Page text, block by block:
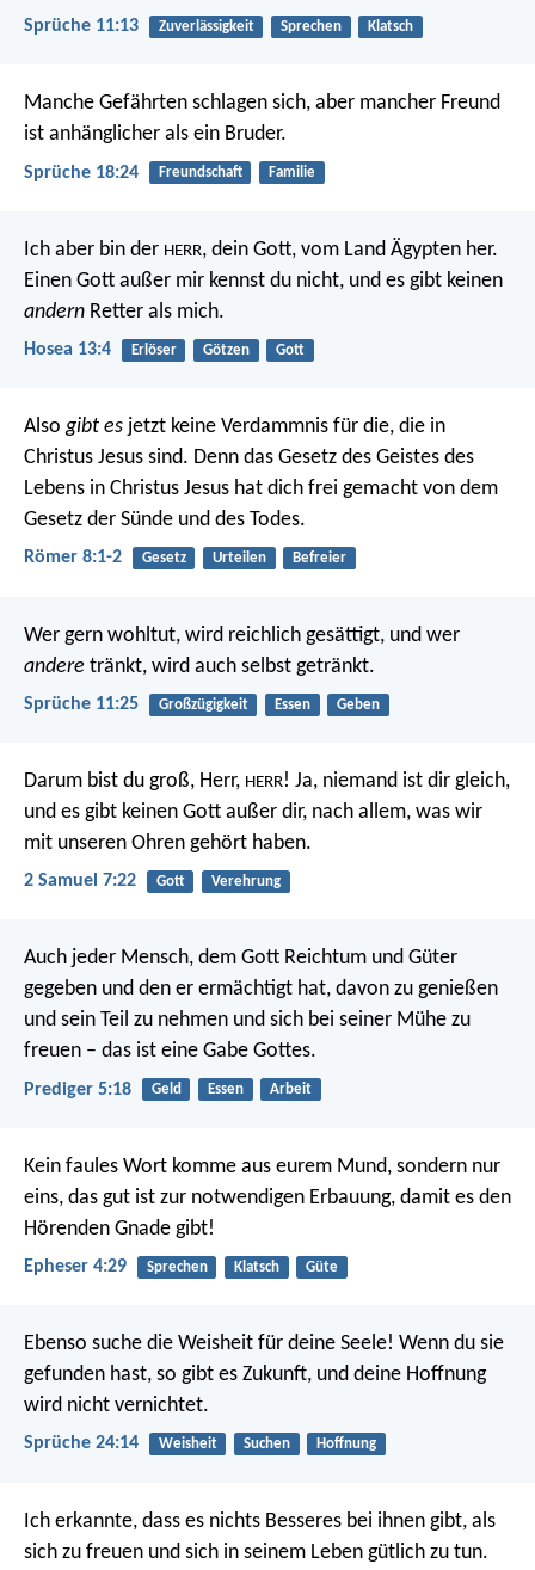
Sprüche 11:13 Zuverlässigkeit Sprechen Klatsch
Manche Gefährten schlagen sich, aber mancher Freund
ist anhänglicher als ein Bruder.
Sprüche 18:24 Freundschaft Familie
Ich aber bin der HERR, dein Gott, vom Land Ägypten her.
Einen Gott außer mir kennst du nicht, und es gibt keinen
andern Retter als mich.
Hosea 13:4 Erlöser Götzen Gott
Alsogibt es jetzt keine Verdammnis für die, die in
Christus Jesus sind. Denn das Gesetz des Geistes des
Lebens in Christus Jesus hat dich frei gemacht von dem
Gesetz der Sünde und des Todes.
Römer 8:1-2 Gesetz Urteilen Befreier
Wer gern wohltut, wird reichlich gesättigt, und wer
andere tränkt, wird auch selbst getränkt.
Sprüche 11:25 Großzügigkeit Essen Geben
Darum bist du groß, Herr, HERR! Ja, niemand ist dir gleich,
und es gibt keinen Gott außer dir, nach allem, was wir
mit unseren Ohren gehört haben.
2 Samuel 7:22 Gott Verehrung
Auch jeder Mensch, dem Gott Reichtum und Güter
gegeben und den er ermächtigt hat, davon zu genießen
und sein Teil zu nehmen und sich bei seiner Mühe zu
freuen – das ist eine Gabe Gottes.
Prediger 5:18 Geld Essen Arbeit
Kein faules Wort komme aus eurem Mund, sondern nur
eins, das gut ist zur notwendigen Erbauung, damit es den
Hörenden Gnade gibt!
Epheser 4:29 Sprechen Klatsch Güte
Ebenso suche die Weisheit für deine Seele! Wenn du sie
gefunden hast, so gibt es Zukunft, und deine Hoffnung
wird nicht vernichtet.
Sprüche 24:14 Weisheit Suchen Hoffnung
Ich erkannte, dass es nichts Besseres bei ihnen gibt, als
sich zu freuen und sich in seinem Leben gütlich zu tun.